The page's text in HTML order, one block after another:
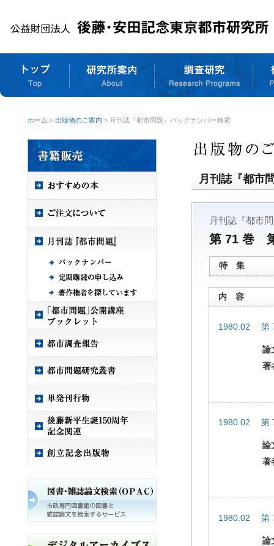
ホーム > 出版物のご案内 > 月刊誌『都市問題』バックナンバー検索
月刊誌『都市
月刊誌『都市
第 71 巻
特 集
内 容
1980.02 第
論
著
1980.02 第
論
著
1980.02 第
論